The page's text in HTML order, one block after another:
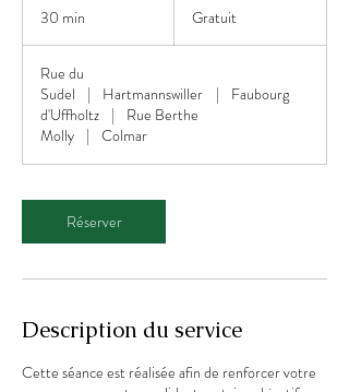
30 min
n
Gratuit
Rue du
Sudel
| Hartmannswiller |
Faubourg
d'Uffholtz |
Rue Berthe
Molly | Colmar
Réserver
Description du service
Cette séance est réalisée afin de renforcer votre